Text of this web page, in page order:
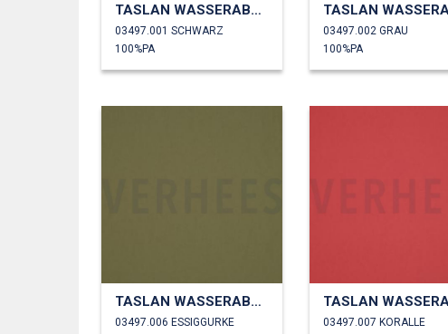
TASLAN WASSERABWEISEND
03497.001 SCHWARZ
100%PA
03497.002 GRAU
100%PA
TASLAN WASSERABWEISEND
03497.006 ESSIGGURKE
03497.007 KORALLE